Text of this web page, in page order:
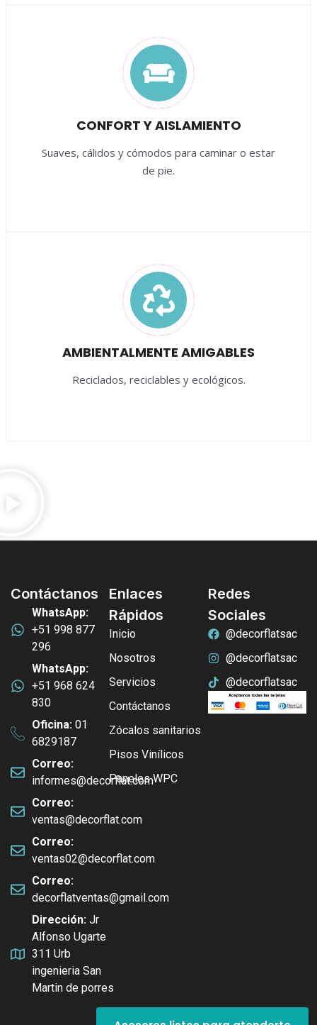
CONFORT Y AISLAMIENTO
Suaves, cálidos y cómodos para caminar o estar
de pie.
AMBIENTALMENTE AMIGABLES
Reciclados, reciclables y ecológicos.
Contáctanos
WhatsApp:
+51 998 877
296
WhatsApp:
+51 968 624
830
Oficina: 01
6829187
Correo:
informes@decorflat.com
Correo:
ventas@decorflat.com
Correo:
ventas02@decorflat.com
Correo:
decorflatventas@gmail.com
Dirección: Jr
Alfonso Ugarte
311 Urb
ingenieria San
Martin de porres
Enlaces
Rápidos
Inicio
Nosotros
Servicios
Contáctanos
Zócalos sanitarios
Pisos Vinílicos
Paneles WPC
Redes
Sociales
@decorflatsac
@decorflatsac
@decorflatsac
Asesores listos para atenderte